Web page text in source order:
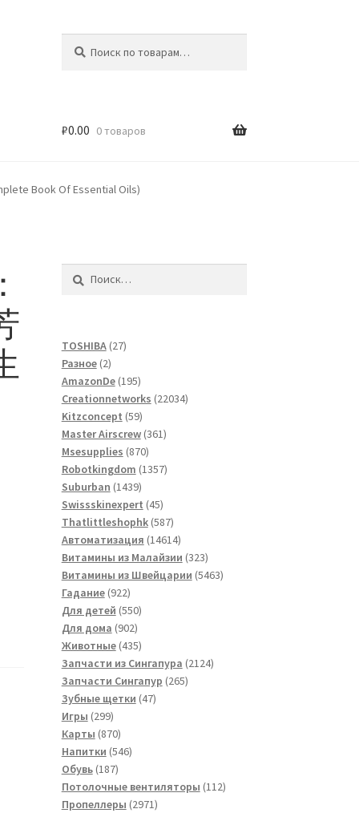
₽0.00 0 товаров
Book Of Essential Oils)
Найти:
TOSHIBA 2727
Разное 22
товара
AmazonDe 195195
товаров
Creationnetworks 2203422034
Kitzconcept 5959
товаров
Master Airscrew 361361
Msesupplies 870870
товаров
Robotkingdom 13571357
Suburban 14391439
товаров
Swissskinexpert 4545
товаров
Thatlittleshophk 587587
товаров
Автоматизация 1461414614
товаров
Витамины из Малайзии 323323
товара
Витамины из Швейцарии 54635463
Гадание 922922
товара
Для детей 550550
Для дома 902902
товара
Животные 435435
товаров
Запчасти из Сингапура 21242124
Запчасти Сингапур 265265
Зубные щетки 4747
Игры 299299
товаров
Карты 870870
товаров
Напитки 546546
Обувь 187187
товаров
Потолочные вентиляторы 112112
Пропеллеры 29712971